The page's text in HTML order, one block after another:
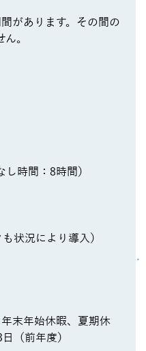
があります。その間の
。
時間：8時間）
状況により導入）
末年始休暇、夏期休
（前年度）